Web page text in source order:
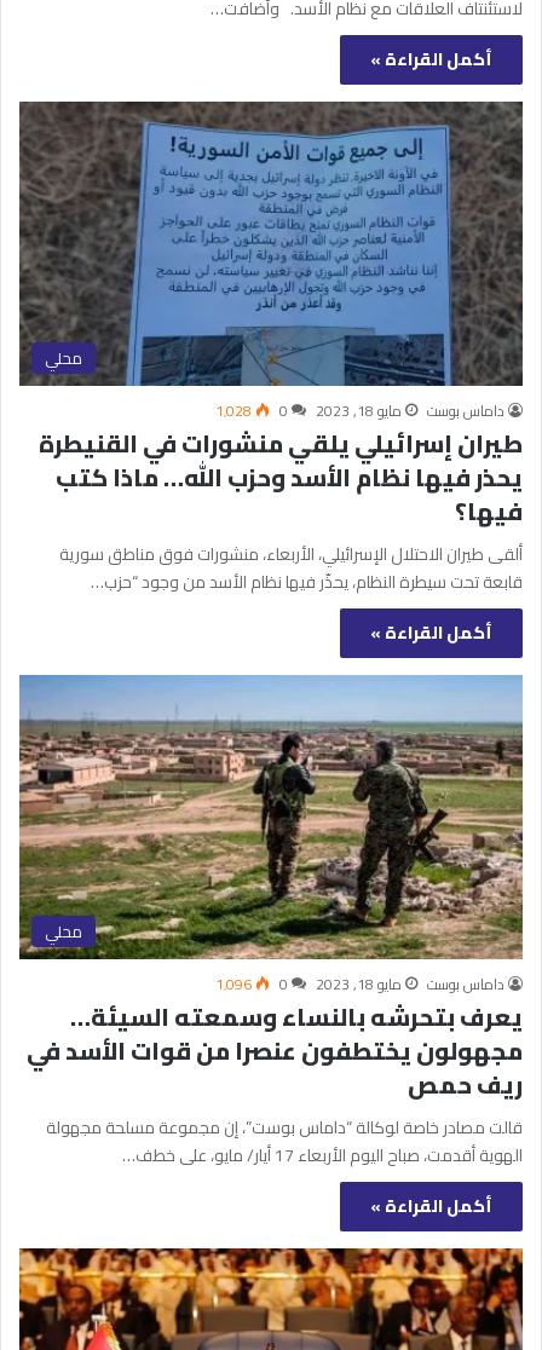
لاستئنتاف العلاقات مع نظام الأسد. وأضافت…
أكمل القراءة »
محلي
داماس بوست مايو 18, 2023 0 1٬028
طيران إسرائيلي يلقي منشورات في القنيطرة
يحذر فيها نظام الأسد وحزب الله… ماذا كتب
فيها؟
ألقى طيران الاحتلال الإسرائيلي، الأربعاء، منشورات فوق مناطق سورية
قابعة تحت سيطرة النظام، يحذّر فيها نظام الأسد من وجود “حزب…
أكمل القراءة »
محلي
داماس بوست مايو 18, 2023 0 1٬096
يعرف بتحرشه بالنساء وسمعته السيئة…
مجهولون يختطفون عنصرا من قوات الأسد في
ريف حمص
قالت مصادر خاصة لوكالة “داماس بوست”، إن مجموعة مسلحة مجهولة
الهوية أقدمت، صباح اليوم الأربعاء 17 أيار/ مايو، على خطف…
أكمل القراءة »